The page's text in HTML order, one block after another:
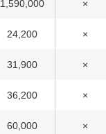
1,590,000 ×
24,200 ×
31,900 ×
36,200 ×
60,000 ×